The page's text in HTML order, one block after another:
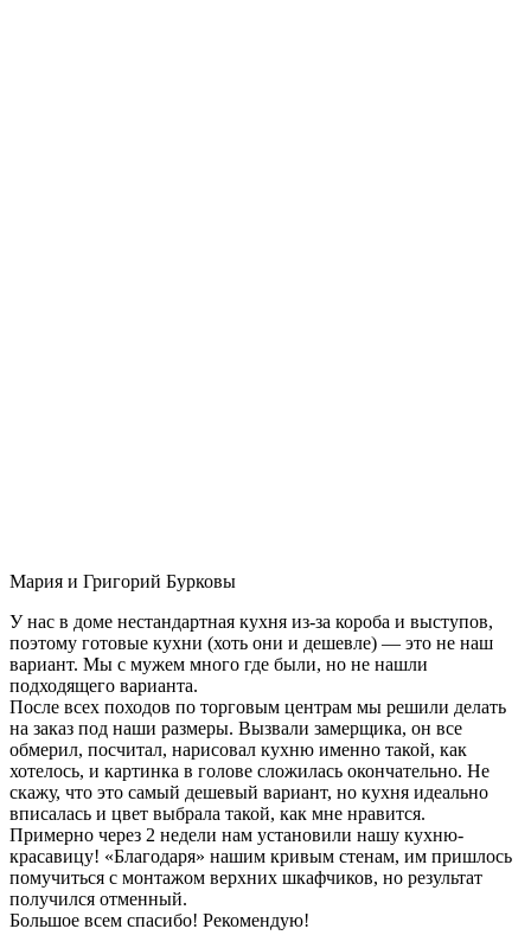
Мария и Григорий Бурковы
У нас в доме нестандартная кухня из-за короба и выступов,
поэтому готовые кухни (хоть они и дешевле) — это не наш
вариант. Мы с мужем много где были, но не нашли
подходящего варианта.
После всех походов по торговым центрам мы решили делать
на заказ под наши размеры. Вызвали замерщика, он все
обмерил, посчитал, нарисовал кухню именно такой, как
хотелось, и картинка в голове сложилась окончательно. Не
скажу, что это самый дешевый вариант, но кухня идеально
вписалась и цвет выбрала такой, как мне нравится.
Примерно через 2 недели нам установили нашу кухню-
красавицу! «Благодаря» нашим кривым стенам, им пришлось
помучиться с монтажом верхних шкафчиков, но результат
получился отменный.
Большое всем спасибо! Рекомендую!